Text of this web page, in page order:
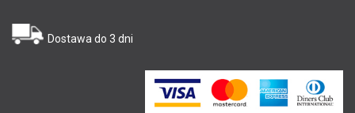
Dostawa do 3 dni